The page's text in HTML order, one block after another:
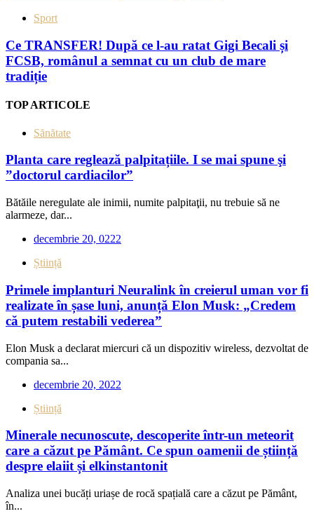
Sport
Ce TRANSFER! După ce l-au ratat Gigi Becali și
FCSB, românul a semnat cu un club de mare
tradiție
TOP ARTICOLE
Sănătate
Planta care reglează palpitațiile. I se mai spune şi
”doctorul cardiacilor”
Bătăile neregulate ale inimii, numite palpitaţii, nu trebuie să ne
alarmeze, dar...
decembrie 20, 0222
Știință
Primele implanturi Neuralink în creierul uman vor fi
realizate în șase luni, anunță Elon Musk: „Credem
că putem restabili vederea”
Elon Musk a declarat miercuri că un dispozitiv wireless, dezvoltat de
compania sa...
decembrie 20, 2022
Știință
Minerale necunoscute, descoperite într-un meteorit
care a căzut pe Pământ. Ce spun oamenii de știință
despre elaiit și elkinstantonit
Analiza unei bucăți uriașe de rocă spațială care a căzut pe Pământ,
în...